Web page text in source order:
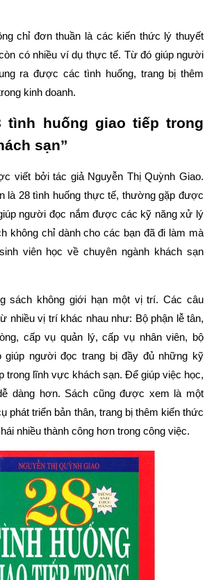
chỉ đơn thuần là các kiến thức lý thuyết
có nhiều ví dụ thực tế. Từ đó giúp người
ra được các tình huống, trang bị thêm
kinh doanh.
tình huống giao tiếp trong
sạn”
viết bởi tác giả Nguyễn Thị Quỳnh Giao.
là 28 tình huống thực tế, thường gặp được
người đọc nắm được các kỹ năng xử lý
không chỉ dành cho các bạn đã đi làm mà
viên học về chuyên ngành khách sạn
sách không giới hạn một vị trí. Các câu
nhiều vị trí khác nhau như: Bộ phận lễ tân,
cấp vụ quản lý, cấp vụ nhân viên, bộ
giúp người đọc trang bị đầy đủ những kỹ
trong lĩnh vực khách sạn. Để giúp việc học,
dàng hơn. Sách cũng được xem là một
phát triển bản thân, trang bị thêm kiến thức
nhiều thành công hơn trong công việc.